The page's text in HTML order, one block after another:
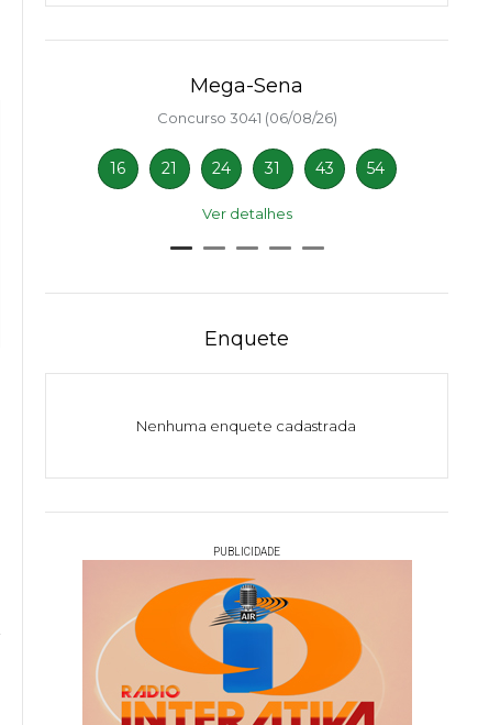
Mega-Sena
Concurso 3041 (06/08/26)
16 21 24 31 43 54
Ver detalhes
Enquete
Nenhuma enquete cadastrada
PUBLICIDADE